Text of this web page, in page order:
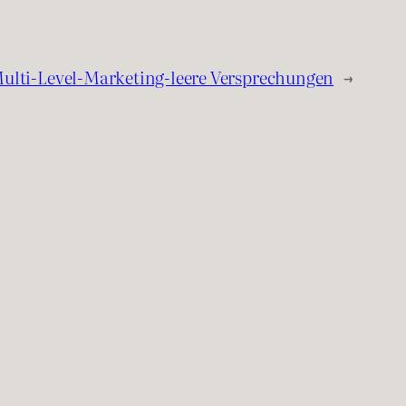
Level-Marketing-leere Versprechungen →